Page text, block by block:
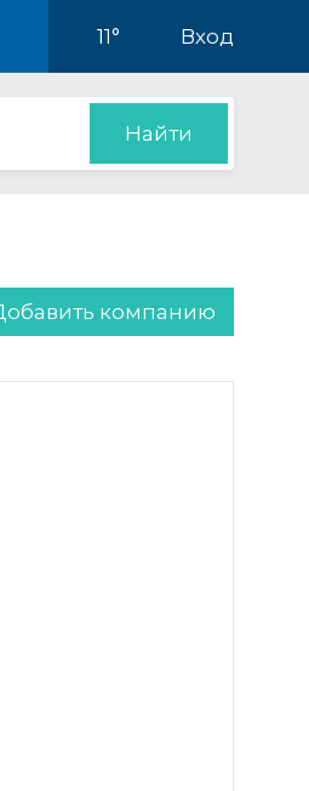
11° Вход
Найти
компанию